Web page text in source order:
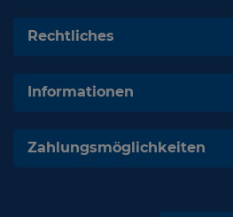
Rechtliches
Informationen
Zahlungsmöglichkeiten